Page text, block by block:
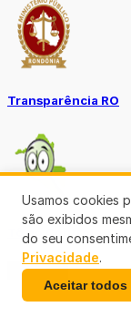
Transparência RO
Tô no Controle TCE-
Ver mais
Usamos cookies
são exibidos
do seu
Privacidade.
Aceitar todos